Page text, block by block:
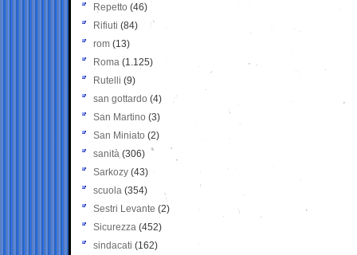
Repetto (46)
Rifiuti (84)
rom (13)
Roma (1.125)
Rutelli (9)
san gottardo (4)
San Martino (3)
San Miniato (2)
sanità (306)
Sarkozy (43)
scuola (354)
Sestri Levante (2)
Sicurezza (452)
sindacati (162)